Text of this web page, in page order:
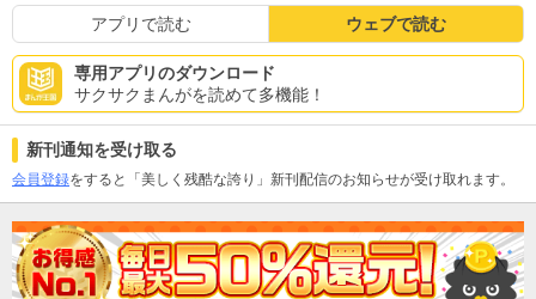
アプリで読む ウェブで読む
専用アプリのダウンロード
サクサクまんがを読めて多機能！
新刊通知を受け取る
会員登録をすると「美しく残酷な誇り」新刊配信のお知らせが受け取れます。